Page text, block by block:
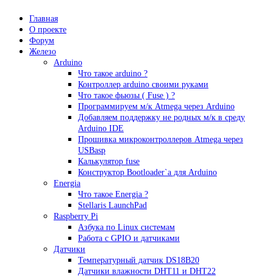
Главная
О проекте
Форум
Железо
Arduino
Что такое аrduino ?
Контроллер arduino своими руками
Что такое фьюзы ( Fuse ) ?
Программируем м/к Atmega через Arduino
Добавляем поддержку не родных м/к в среду
Arduino IDE
Прошивка микроконтроллеров Atmega через
USBasp
Калькулятор fuse
Конструктор Bootloader`а для Arduino
Energia
Что такое Energia ?
Stellaris LaunchPad
Raspberry Pi
Азбука по Linux системам
Работа с GPIO и датчиками
Датчики
Температурный датчик DS18B20
Датчики влажности DHT11 и DHT22